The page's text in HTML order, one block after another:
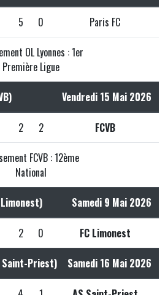
5 0 Paris FC
OL Lyonnes : 1er
Première Ligue
Vendredi 15 Mai 2026
2 2 FCVB
FCVB : 12ème
National
Samedi 9 Mai 2026
2 0 FC Limonest
Saint-Priest) Samedi 16 Mai 2026